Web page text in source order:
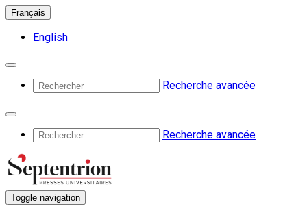
Français
English
Recherche avancée
Recherche avancée
Toggle navigation